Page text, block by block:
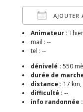
AJOUTER
Télécharger ICS
Animateur :
mail : --
tel : --
dénivelé : 550
durée de
distance : 17 km,
difficulté : --
info randonnée :